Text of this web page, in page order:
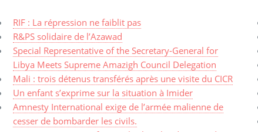
RIF : La répression ne faiblit pas
R&PS solidaire de l’Azawad
Special Representative of the Secretary-General for
Libya Meets Supreme Amazigh Council Delegation
Mali : trois détenus transférés après une visite du CICR
Un enfant s’exprime sur la situation à Imider
Amnesty International exige de l’armée malienne de
cesser de bombarder les civils.